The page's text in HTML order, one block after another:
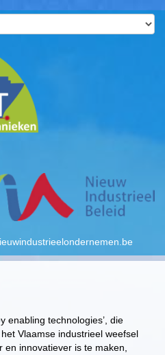
enabling technologies’, die
Vlaamse industrieel weefsel
innovatiever is te maken,